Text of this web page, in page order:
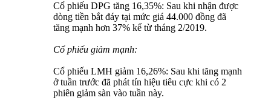
Cổ phiếu DPG tăng 16,35%: Sau khi nhận được
dòng tiền bắt đáy tại mức giá 44.000 đồng đã
tăng mạnh hơn 37% kể từ tháng 2/2019.
Cổ phiếu giảm mạnh:
Cổ phiếu LMH giảm 16,26%: Sau khi tăng mạnh
ở tuần trước đã phát tín hiệu tiêu cực khi có 2
phiên giảm sàn vào tuần này.